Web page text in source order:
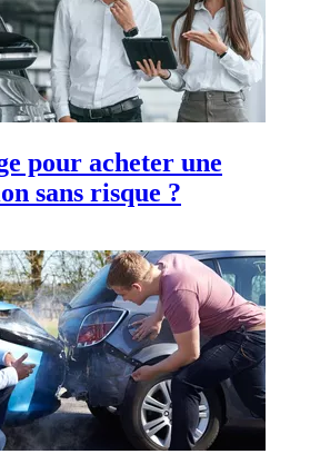
pour acheter une
sans risque ?